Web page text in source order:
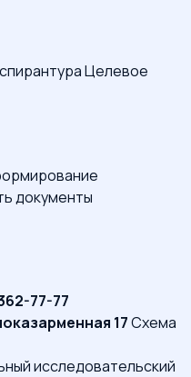
Целевое
документы
77-77
17Схема
исследовательский